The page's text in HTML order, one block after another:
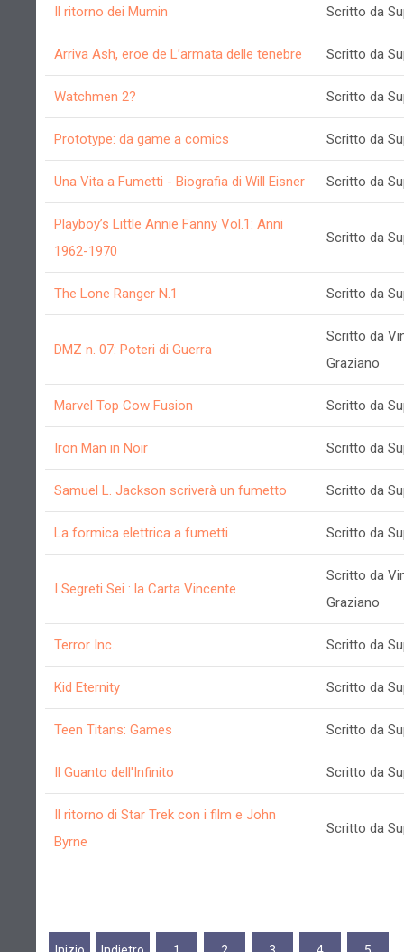
Il ritorno dei Mumin Scritto da
Arriva Ash, eroe de L’armata delle tenebre Scritto da
Watchmen 2? Scritto da
Prototype: da game a comics Scritto da
Una Vita a Fumetti - Biografia di Will Eisner Scritto da
Playboy’s Little Annie Fanny Vol.1: Anni
1962-1970
Scritto da
The Lone Ranger N.1 Scritto da
DMZ n. 07: Poteri di Guerra
Scritto da
Graziano
Marvel Top Cow Fusion Scritto da
Iron Man in Noir Scritto da
Samuel L. Jackson scriverà un fumetto Scritto da
La formica elettrica a fumetti Scritto da
I Segreti Sei : la Carta Vincente
Scritto da
Graziano
Terror Inc. Scritto da
Kid Eternity Scritto da
Teen Titans: Games Scritto da
Il Guanto dell'Infinito Scritto da
Il ritorno di Star Trek con i film e John
Byrne
Scritto da